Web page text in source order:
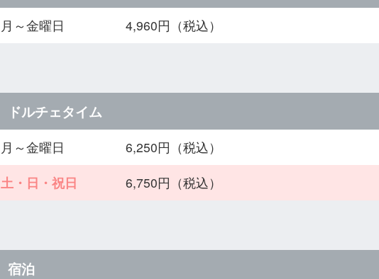
月～金曜日 4,960円（税込）
ドルチェタイム
月～金曜日
6,250円（税込）
土・日・祝日
6,750円（税込）
宿泊